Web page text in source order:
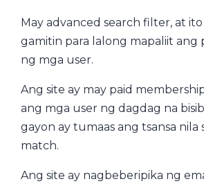
May advanced search filter, at
gamitin para lalong mapaliit ang
ng mga user.
Ang site ay may paid
ang mga user ng dagdag na
gayon ay tumaas ang tsansa nila
match.
Ang site ay nagbeberipika ng